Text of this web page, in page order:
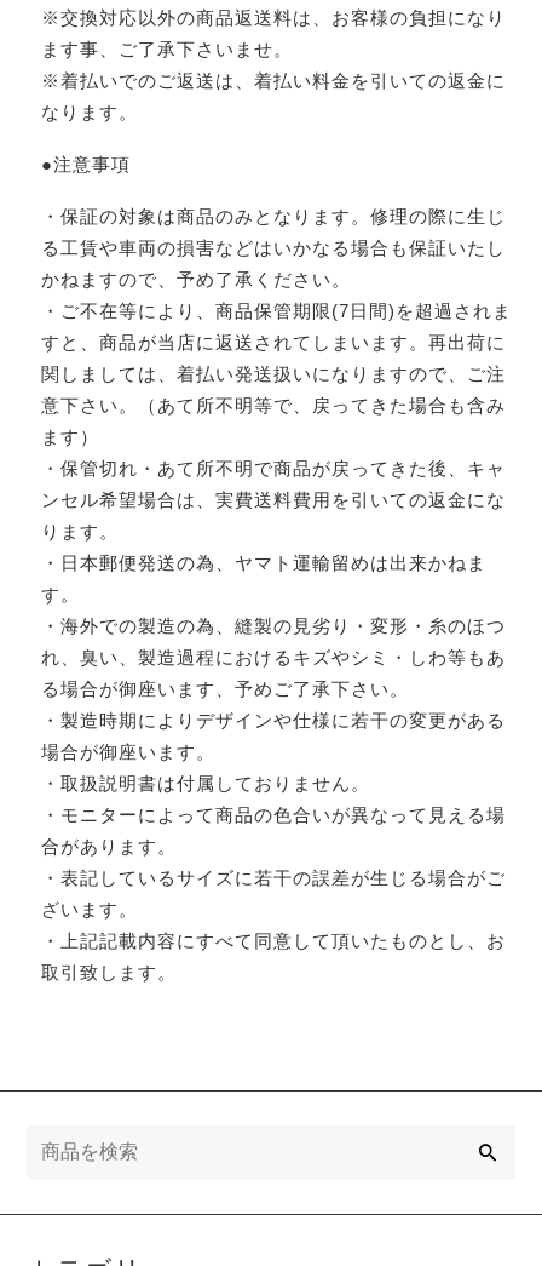
※交換対応以外の商品返送料は、お客様の負担になり
ます事、ご了承下さいませ。
※着払いでのご返送は、着払い料金を引いての返金に
なります。
●注意事項
・保証の対象は商品のみとなります。修理の際に生じ
る工賃や車両の損害などはいかなる場合も保証いたし
かねますので、予め了承ください。
・ご不在等により、商品保管期限(7日間)を超過されま
すと、商品が当店に返送されてしまいます。再出荷に
関しましては、着払い発送扱いになりますので、ご注
意下さい。（あて所不明等で、戻ってきた場合も含み
ます）
・保管切れ・あて所不明で商品が戻ってきた後、キャ
ンセル希望場合は、実費送料費用を引いての返金にな
ります。
・日本郵便発送の為、ヤマト運輸留めは出来かねま
す。
・海外での製造の為、縫製の見劣り・変形・糸のほつ
れ、臭い、製造過程におけるキズやシミ・しわ等もあ
る場合が御座います、予めご了承下さい。
・製造時期によりデザインや仕様に若干の変更がある
場合が御座います。
・取扱説明書は付属しておりません。
・モニターによって商品の色合いが異なって見える場
合があります。
・表記しているサイズに若干の誤差が生じる場合がご
ざいます。
・上記記載内容にすべて同意して頂いたものとし、お
取引致します。